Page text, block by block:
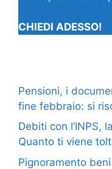
CHIEDI ADESSO!
Pensioni, i
fine febbraio: si
Debiti con l’INPS,
Quanto ti viene
Pignoramento